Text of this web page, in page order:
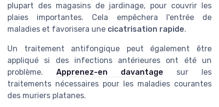
plupart des magasins de jardinage, pour couvrir les
plaies importantes. Cela empêchera l'entrée de
maladies et favorisera une cicatrisation rapide.
Un traitement antifongique peut également être
appliqué si des infections antérieures ont été un
problème. Apprenez-en davantage sur les
traitements nécessaires pour les maladies courantes
des muriers platanes.